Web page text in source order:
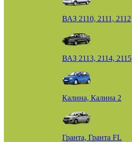
ВАЗ 2110, 2111, 2112
ВАЗ 2113, 2114, 2115
Калина, Калина 2
Гранта, Гранта FL